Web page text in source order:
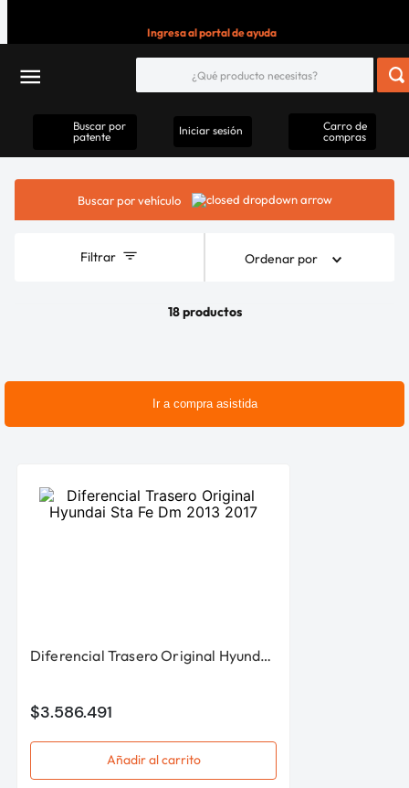
Ingresa al portal de ayuda
Buscar por
patente
Iniciar sesión
Carro de
compras
Buscar por vehículo
Filtrar Ordenar por
18 productos
Ir a compra asistida
Diferencial Trasero Original Hyundai Sta Fe Dm 2013 2017
$3.586.491
Añadir al carrito